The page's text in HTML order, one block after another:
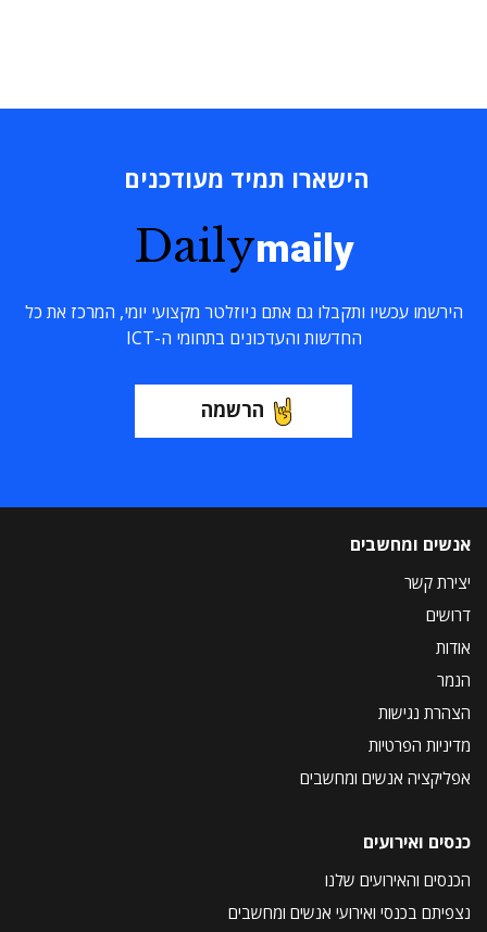
הישארו תמיד מעודכנים
Dailymaily
הירשמו עכשיו ותקבלו גם אתם ניוזלטר מקצועי יומי, המרכז את כל
החדשות והעדכונים בתחומי ה-ICT
הרשמה
אנשים ומחשבים
יצירת קשר
דרושים
אודות
הנמר
הצהרת נגישות
מדיניות הפרטיות
אפליקציה אנשים ומחשבים
כנסים ואירועים
הכנסים והאירועים שלנו
נצפיתם בכנסי ואירועי אנשים ומחשבים